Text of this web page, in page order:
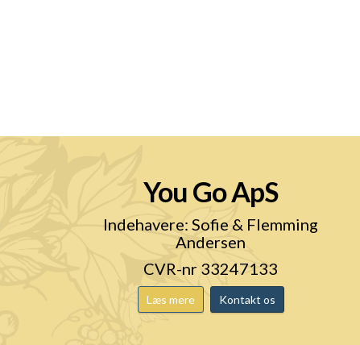
You Go ApS
Indehavere: Sofie & Flemming
Andersen
CVR-nr 33247133
Læs mere Kontakt os